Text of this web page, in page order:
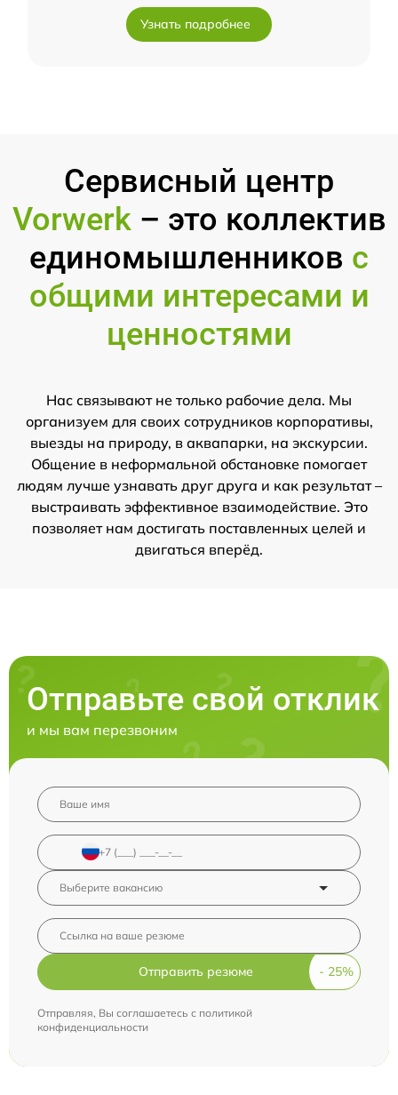
Узнать подробнее
Сервисный центр
Vorwerk – это коллектив
единомышленников с
общими интересами и
ценностями
Нас связывают не только рабочие дела. Мы
организуем для своих сотрудников корпоративы,
выезды на природу, в аквапарки, на экскурсии.
Общение в неформальной обстановке помогает
людям лучше узнавать друг друга и как результат –
выстраивать эффективное взаимодействие. Это
позволяет нам достигать поставленных целей и
двигаться вперёд.
Отправьте свой отклик
и мы вам перезвоним
Отправить резюме
Отправляя, Вы соглашаетесь с политикой
конфиденциальности